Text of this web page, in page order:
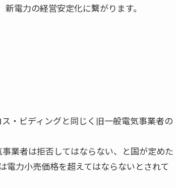
電力の経営安定化に繋がります。
・ビディングと同じく旧一般電気事業者の
業者は拒否してはならない、と国が定めた
電力小売価格を超えてはならないとされて